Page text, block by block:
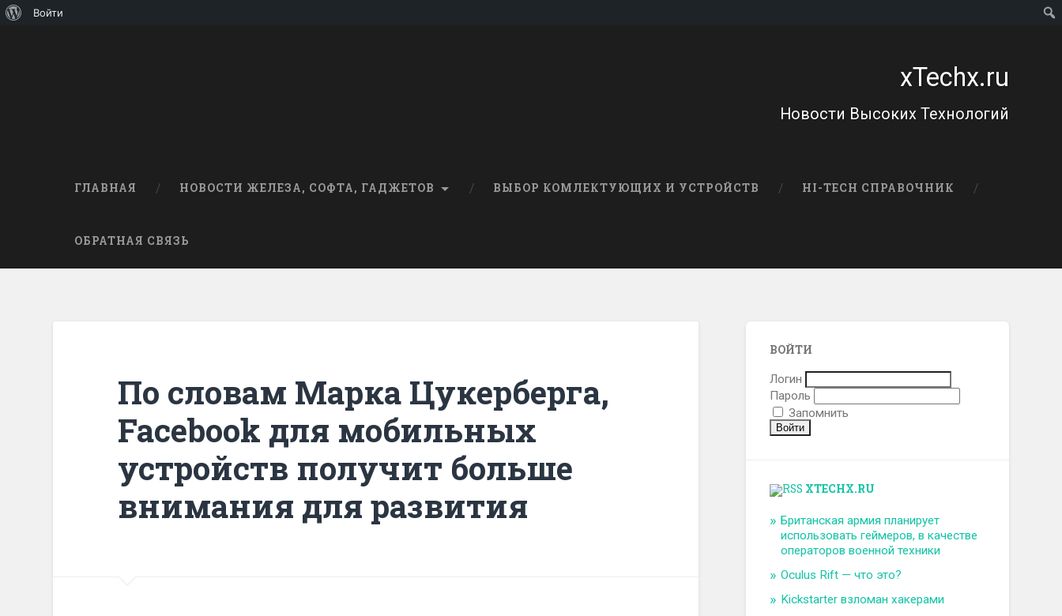
xTechx.ru
Новости Высоких Технологий
ГЛАВНАЯ НОВОСТИ ЖЕЛЕЗА, СОФТА, ГАДЖЕТОВ ВЫБОР КОМЛЕКТУЮЩИХ И УСТРОЙСТВ HI-TECH СПРАВОЧНИК
ОБРАТНАЯ СВЯЗЬ
По словам Марка Цукерберга,
Facebook для мобильных
устройств получит больше
внимания для развития
ВОЙТИ
Логин
Пароль
Запомнить
XTECHX.RU
Британская армия планирует
использовать геймеров, в качестве
операторов военной техники
Oculus Rift — что это?
Kickstarter взломан хакерами
Войти